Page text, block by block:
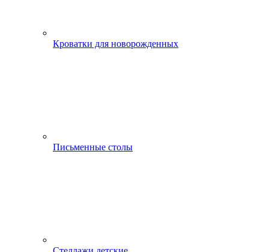
Кроватки для новорожденных
Письменные столы